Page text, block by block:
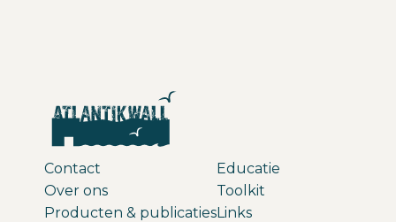
Contact
Over ons
Producten & publicaties
Educatie
Toolkit
Links